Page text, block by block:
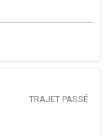
TRAJET PASSÉ